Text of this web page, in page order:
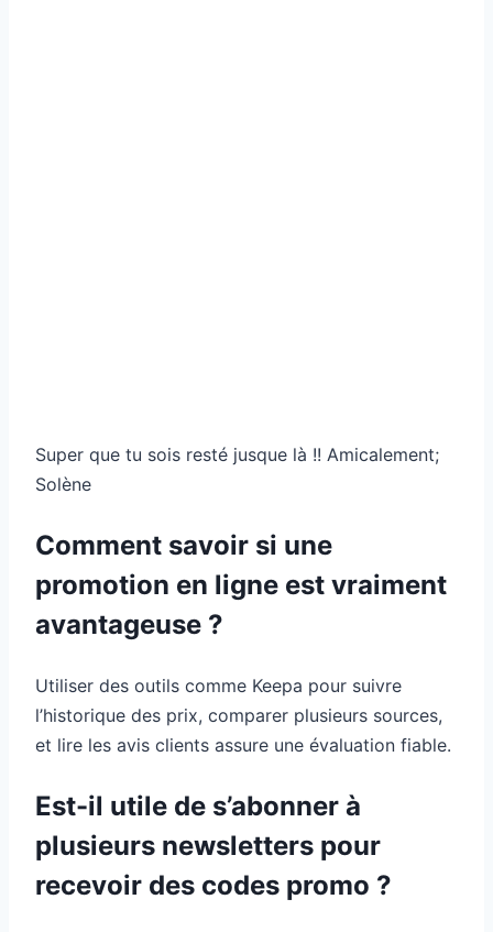
Super que tu sois resté jusque là !! Amicalement;
Solène
Comment savoir si une
promotion en ligne est vraiment
avantageuse ?
Utiliser des outils comme Keepa pour suivre
l’historique des prix, comparer plusieurs sources,
et lire les avis clients assure une évaluation fiable.
Est-il utile de s’abonner à
plusieurs newsletters pour
recevoir des codes promo ?